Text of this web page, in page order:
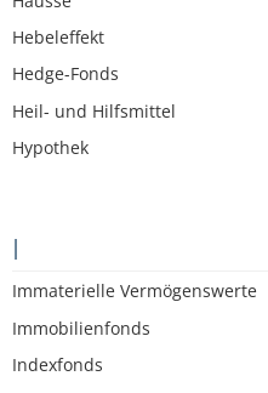
Hebeleffekt
Hedge-Fonds
Heil- und Hilfsmittel
Hypothek
I
Immaterielle Vermögenswerte
Immobilienfonds
Indexfonds